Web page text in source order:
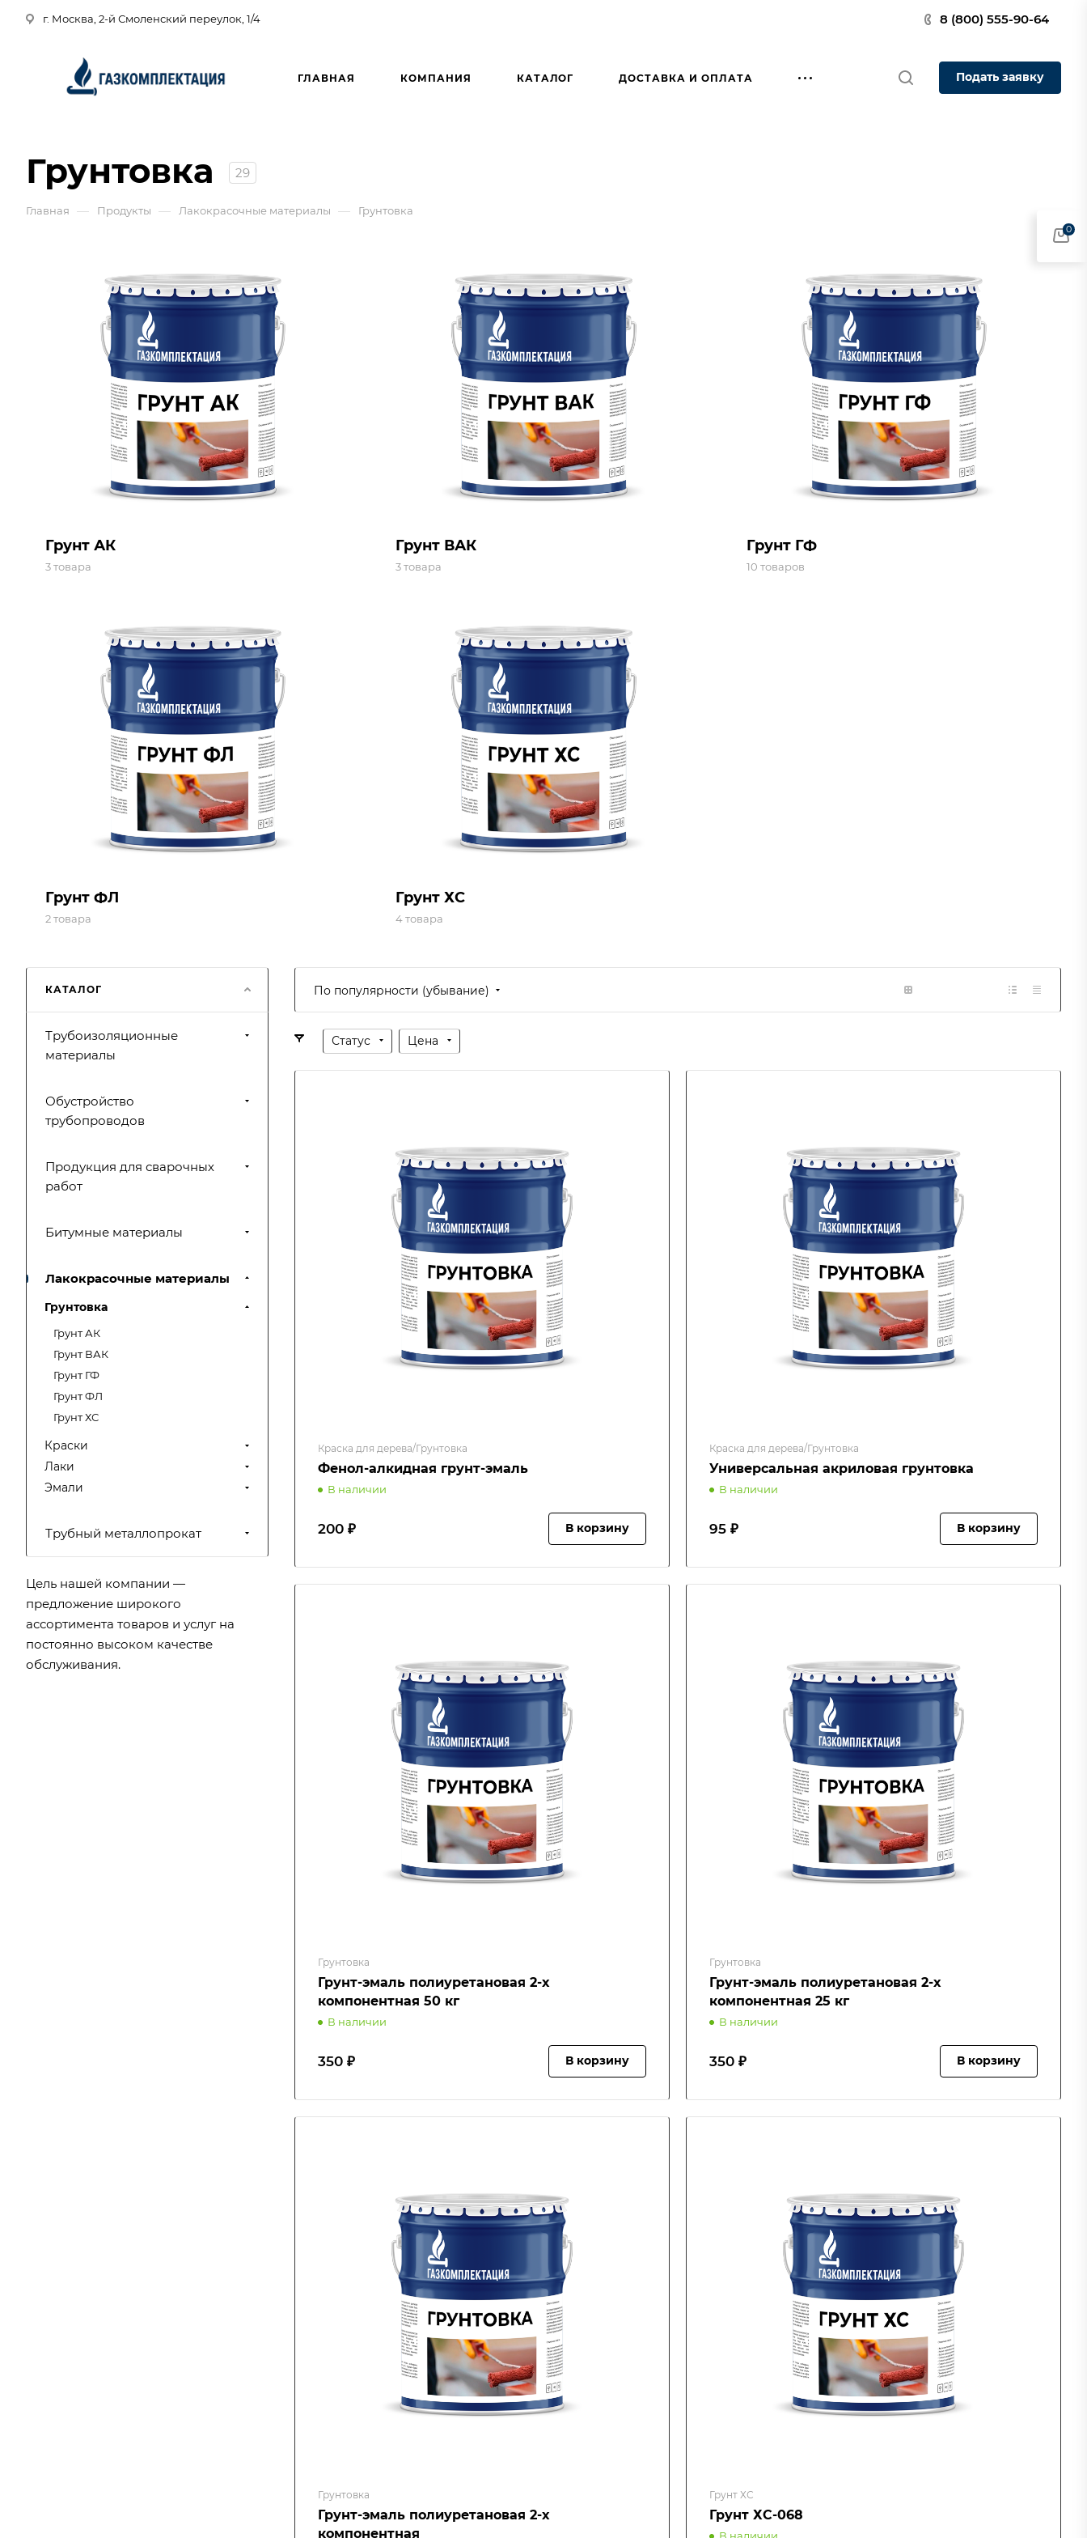
г. Москва, 2-й Смоленский переулок, 1/4 8 (800) 555-90-64
ГЛАВНАЯ КОМПАНИЯ КАТАЛОГ ДОСТАВКА И ОПЛАТА Подать заявку
Грунтовка 29
Главная — Продукты — Лакокрасочные материалы — Грунтовка
Грунт АК
3 товара
Грунт ВАК
3 товара
Грунт ГФ
10 товаров
Грунт ФЛ
2 товара
Грунт ХС
4 товара
По популярности (убывание)
Статус Цена
Краска для дерева/Грунтовка
Фенол-алкидная грунт-эмаль
В наличии
200 ₽ В корзину
Краска для дерева/Грунтовка
Универсальная акриловая грунтовка
В наличии
95 ₽ В корзину
Грунтовка
Грунт-эмаль полиуретановая 2-х
компонентная 50 кг
В наличии
350 ₽ В корзину
Грунтовка
Грунт-эмаль полиуретановая 2-х
компонентная 25 кг
В наличии
350 ₽ В корзину
Грунтовка
Грунт-эмаль полиуретановая 2-х
компонентная
Грунт ХС
Грунт ХС-068
КАТАЛОГ
Трубоизоляционные
материалы
Обустройство
трубопроводов
Продукция для сварочных
работ
Битумные материалы
Лакокрасочные материалы
Грунтовка
Грунт АК
Грунт ВАК
Грунт ГФ
Грунт ФЛ
Грунт ХС
Краски
Лаки
Эмали
Трубный металлопрокат
Цель нашей компании —
предложение широкого
ассортимента товаров и услуг на
постоянно высоком качестве
обслуживания.
0